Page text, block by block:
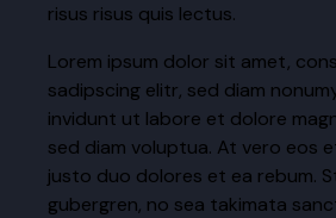
risus risus quis lectus.
Lorem ipsum dolor sit amet,
sadipscing elitr, sed diam
invidunt ut labore et dolore
sed diam voluptua. At vero eos
justo duo dolores et ea rebum.
gubergren, no sea takimata